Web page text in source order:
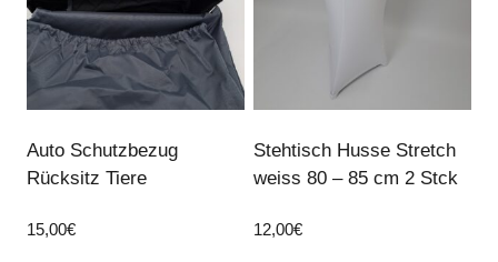
Auto Schutzbezug
Rücksitz Tiere
15,00€
Stehtisch Husse Stretch
weiss 80 – 85 cm 2 Stck
12,00€